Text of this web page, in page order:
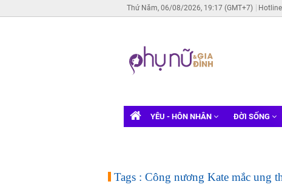
Thứ Năm, 06/08/2026, 19:17 (GMT+7)
YÊU - HÔN NHÂN ĐỜI SỐNG
Tags : Công nương Kate mắc ung